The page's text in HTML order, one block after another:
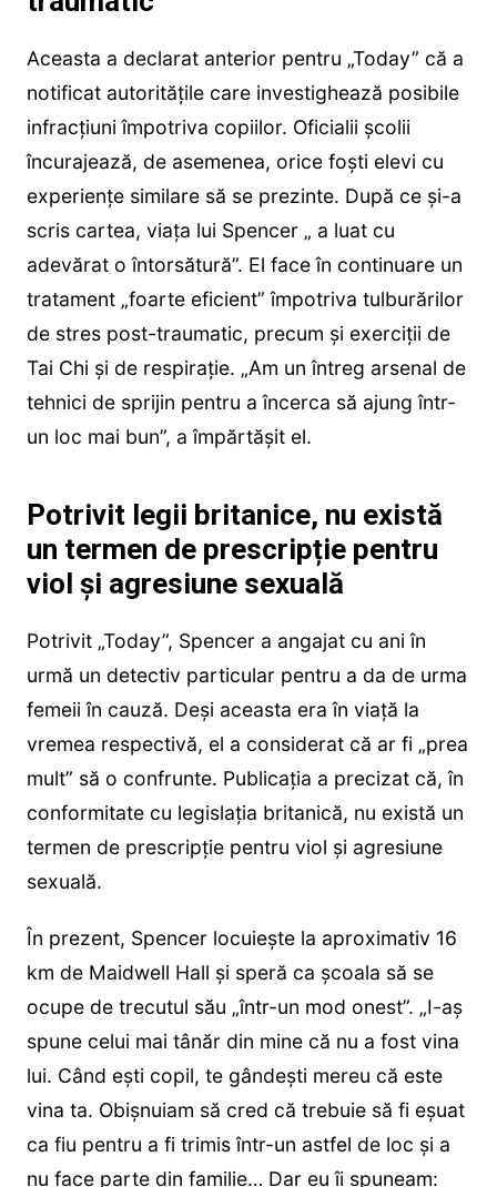
Aceasta a declarat anterior pentru „Today” că a
notificat autoritățile care investighează posibile
infracțiuni împotriva copiilor. Oficialii școlii
încurajează, de asemenea, orice foști elevi cu
experiențe similare să se prezinte. După ce și-a
scris cartea, viața lui Spencer „ a luat cu
adevărat o întorsătură”. El face în continuare un
tratament „foarte eficient” împotriva tulburărilor
de stres post-traumatic, precum și exerciții de
Tai Chi și de respirație. „Am un întreg arsenal de
tehnici de sprijin pentru a încerca să ajung într-
un loc mai bun”, a împărtășit el.
Potrivit legii britanice, nu există
un termen de prescripție pentru
viol și agresiune sexuală
Potrivit „Today”, Spencer a angajat cu ani în
urmă un detectiv particular pentru a da de urma
femeii în cauză. Deși aceasta era în viață la
vremea respectivă, el a considerat că ar fi „prea
mult” să o confrunte. Publicația a precizat că, în
conformitate cu legislația britanică, nu există un
termen de prescripție pentru viol și agresiune
sexuală.
În prezent, Spencer locuiește la aproximativ 16
km de Maidwell Hall și speră ca școala să se
ocupe de trecutul său „într-un mod onest”. „I-aș
spune celui mai tânăr din mine că nu a fost vina
lui. Când ești copil, te gândești mereu că este
vina ta. Obișnuiam să cred că trebuie să fi eșuat
ca fiu pentru a fi trimis într-un astfel de loc și a
nu face parte din familie… Dar eu îi spuneam: